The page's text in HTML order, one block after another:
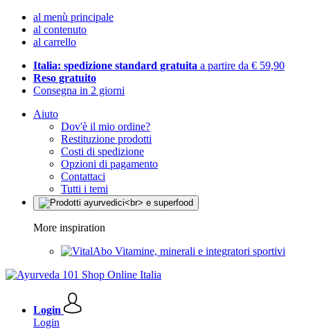
al menù principale
al contenuto
al carrello
Italia: spedizione standard gratuita a partire da € 59,90
Reso gratuito
Consegna in 2 giorni
Aiuto
Dov'è il mio ordine?
Restituzione prodotti
Costi di spedizione
Opzioni di pagamento
Contattaci
Tutti i temi
More inspiration
Vitamine, minerali e integratori sportivi
Login
Login